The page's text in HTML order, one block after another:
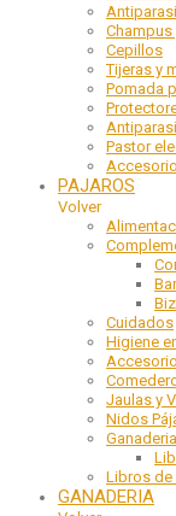
Cepillos
Tijeras y
Pomada
Pastor
PAJAROS
Volver
Cuidados
Higiene
Jaulas y
Nidos
Libros de
GANADERIA